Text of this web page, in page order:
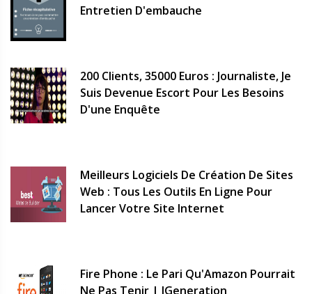
Entretien D'embauche
200 Clients, 35000 Euros : Journaliste, Je
Suis Devenue Escort Pour Les Besoins
D'une Enquête
Meilleurs Logiciels De Création De Sites
Web : Tous Les Outils En Ligne Pour
Lancer Votre Site Internet
Fire Phone : Le Pari Qu'Amazon Pourrait
Ne Pas Tenir | IGeneration